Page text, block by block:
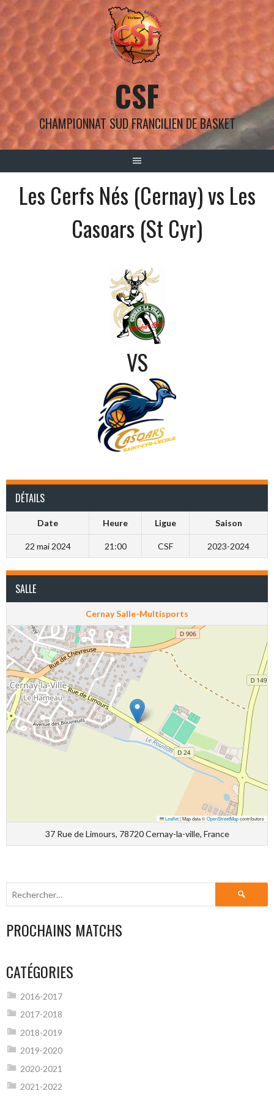
Aller
au
CSF
CHAMPIONNAT SUD FRANCILIEN DE BASKET
Les Cerfs Nés (Cernay) vs Les
Casoars (St Cyr)
VS
DÉTAILS
Date Heure Ligue Saison
22 mai 2024 21:00 CSF 2023-2024
SALLE
Cernay Salle-Multisports
Leaflet|Map data ©OpenStreetMapcontributors
37 Rue de Limours, 78720 Cernay-la-ville, France
Rechercher :
PROCHAINS MATCHS
CATÉGORIES
2016-2017
2017-2018
2018-2019
2019-2020
2020-2021
2021-2022